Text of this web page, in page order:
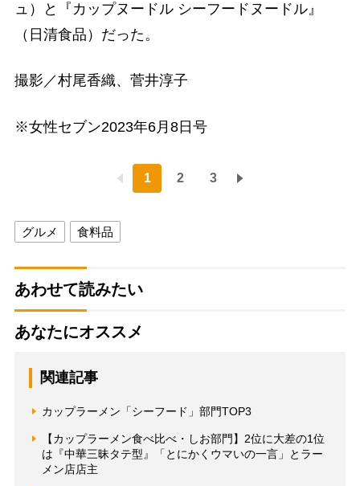
ュ）と『カップヌードル シーフードヌードル』
（日清食品）だった。
撮影／村尾香織、菅井淳子
※女性セブン2023年6月8日号
1 2 3
グルメ 食料品
あわせて読みたい
あなたにオススメ
関連記事
カップラーメン「シーフード」部門TOP3
【カップラーメン食べ比べ・しお部門】2位に大差の1位
は『中華三昧タテ型』「とにかくウマいの一言」とラー
メン店店主